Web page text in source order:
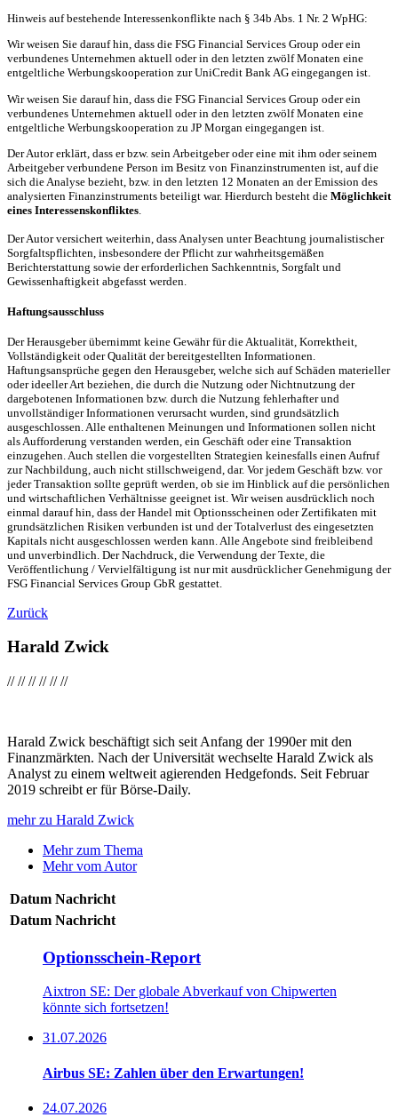
Hinweis auf bestehende Interessenkonflikte nach § 34b Abs. 1 Nr. 2 WpHG:
Wir weisen Sie darauf hin, dass die FSG Financial Services Group oder ein
verbundenes Unternehmen aktuell oder in den letzten zwölf Monaten eine
entgeltliche Werbungskooperation zur UniCredit Bank AG eingegangen ist.
Wir weisen Sie darauf hin, dass die FSG Financial Services Group oder ein
verbundenes Unternehmen aktuell oder in den letzten zwölf Monaten eine
entgeltliche Werbungskooperation zu JP Morgan eingegangen ist.
Der Autor erklärt, dass er bzw. sein Arbeitgeber oder eine mit ihm oder seinem
Arbeitgeber verbundene Person im Besitz von Finanzinstrumenten ist, auf die
sich die Analyse bezieht, bzw. in den letzten 12 Monaten an der Emission des
analysierten Finanzinstruments beteiligt war. Hierdurch besteht die Möglichkeit
eines Interessenskonfliktes.
Der Autor versichert weiterhin, dass Analysen unter Beachtung journalistischer
Sorgfaltspflichten, insbesondere der Pflicht zur wahrheitsgemäßen
Berichterstattung sowie der erforderlichen Sachkenntnis, Sorgfalt und
Gewissenhaftigkeit abgefasst werden.
Haftungsausschluss
Der Herausgeber übernimmt keine Gewähr für die Aktualität, Korrektheit,
Vollständigkeit oder Qualität der bereitgestellten Informationen.
Haftungsansprüche gegen den Herausgeber, welche sich auf Schäden materieller
oder ideeller Art beziehen, die durch die Nutzung oder Nichtnutzung der
dargebotenen Informationen bzw. durch die Nutzung fehlerhafter und
unvollständiger Informationen verursacht wurden, sind grundsätzlich
ausgeschlossen. Alle enthaltenen Meinungen und Informationen sollen nicht
als Aufforderung verstanden werden, ein Geschäft oder eine Transaktion
einzugehen. Auch stellen die vorgestellten Strategien keinesfalls einen Aufruf
zur Nachbildung, auch nicht stillschweigend, dar. Vor jedem Geschäft bzw. vor
jeder Transaktion sollte geprüft werden, ob sie im Hinblick auf die persönlichen
und wirtschaftlichen Verhältnisse geeignet ist. Wir weisen ausdrücklich noch
einmal darauf hin, dass der Handel mit Optionsscheinen oder Zertifikaten mit
grundsätzlichen Risiken verbunden ist und der Totalverlust des eingesetzten
Kapitals nicht ausgeschlossen werden kann. Alle Angebote sind freibleibend
und unverbindlich. Der Nachdruck, die Verwendung der Texte, die
Veröffentlichung / Vervielfältigung ist nur mit ausdrücklicher Genehmigung der
FSG Financial Services Group GbR gestattet.
Zurück
Harald Zwick
////////////
Harald Zwick beschäftigt sich seit Anfang der 1990er mit den
Finanzmärkten. Nach der Universität wechselte Harald Zwick als
Analyst zu einem weltweit agierenden Hedgefonds. Seit Februar
2019 schreibt er für Börse-Daily.
mehr zu Harald Zwick
Mehr zum Thema
Mehr vom Autor
Datum Nachricht
Datum Nachricht
Optionsschein-Report
Aixtron SE: Der globale Abverkauf von Chipwerten
könnte sich fortsetzen!
31.07.2026
Airbus SE: Zahlen über den Erwartungen!
24.07.2026